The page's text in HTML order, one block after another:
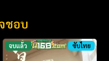
ชอบ
จบแล้ว ซับไทย